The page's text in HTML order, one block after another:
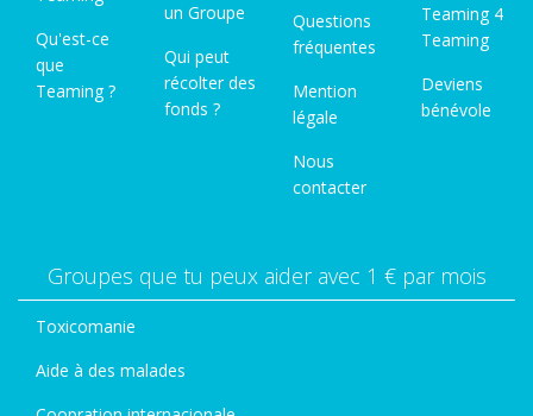
Qu'est-ce
que
Teaming ?
un Groupe
Qui peut
récolter des
fonds ?
Questions
fréquentes
Mention
légale
Nous
contacter
Teaming 4
Teaming
Deviens
bénévole
Groupes que tu peux aider avec 1 € par mois
Toxicomanie
Aide à des malades